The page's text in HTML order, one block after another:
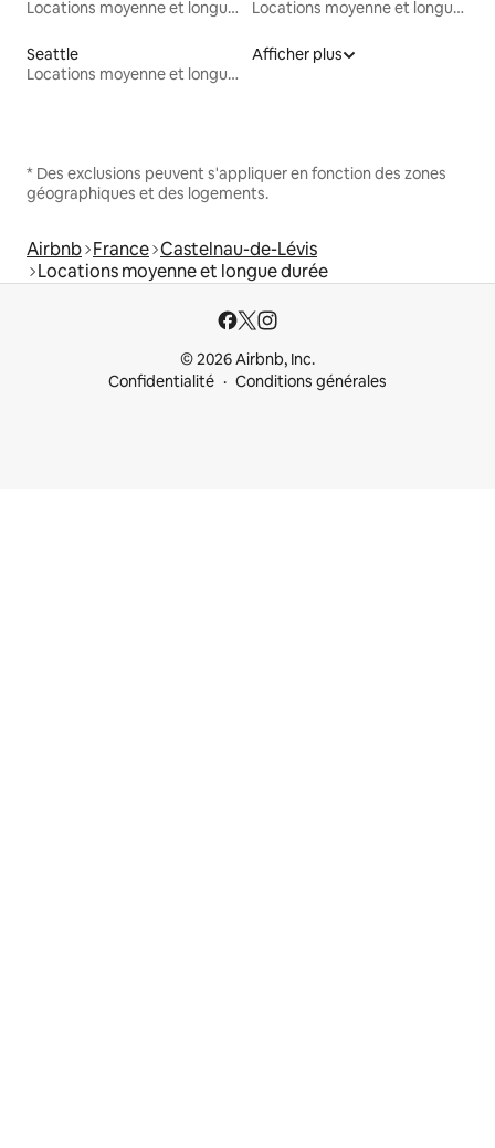
Locations moyenne et longue durée Locations moyenne et longue durée
Seattle
Locations moyenne et longue durée
Afficher plus
* Des exclusions peuvent s'appliquer en fonction des zones
géographiques et des logements.
Airbnb France Castelnau-de-Lévis
Locations moyenne et longue durée
© 2026 Airbnb, Inc.
Confidentialité
Conditions générales